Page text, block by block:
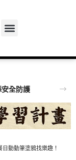
全防護
動動筆塗鴉找樂趣！